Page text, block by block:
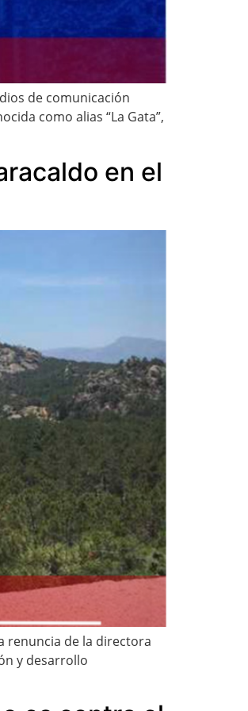
de comunicación
como alias “La Gata”,
en el
renuncia de la directora
y desarrollo